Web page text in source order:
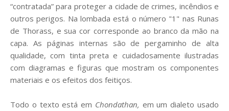
“contratada” para proteger a cidade de crimes, incêndios e
outros perigos. Na lombada está o número "1" nas Runas
de Thorass, e sua cor corresponde ao branco da mão na
capa. As páginas internas são de pergaminho de alta
qualidade, com tinta preta e cuidadosamente ilustradas
com diagramas e figuras que mostram os componentes
materiais e os efeitos dos feitiços.
Todo o texto está em Chondathan, em um dialeto usado